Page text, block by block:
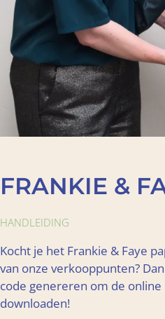
FRANKIE &
HANDLEIDING
Kocht je het Frankie & Faye
van onze verkooppunten?
code genereren om de
downloaden!